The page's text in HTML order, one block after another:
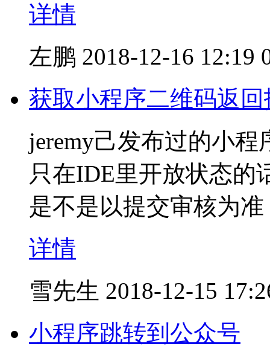
详情
左鹏 2018-12-16 12:19
获取小程序二维码返回
jeremy己发布过的小
只在IDE里开放状态的
是不是以提交审核为准
详情
雪先生 2018-12-15
小程序跳转到公众号